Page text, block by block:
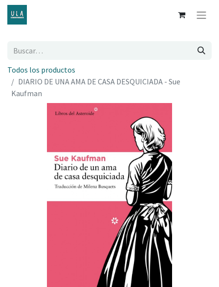
Todos los productos
DIARIO DE UNA AMA DE CASA DESQUICIADA - Sue
Kaufman